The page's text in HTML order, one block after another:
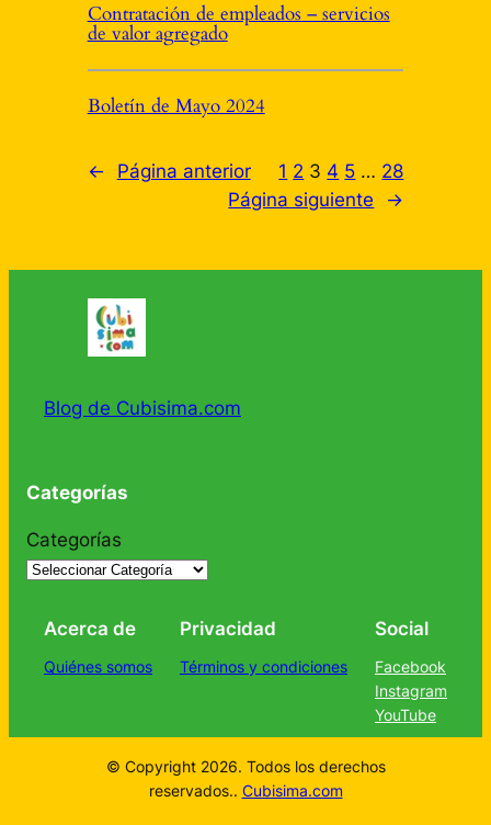
Contratación de empleados – servicios
de valor agregado
Boletín de Mayo 2024
← Página anterior 1 2 3 4 5 … 28
Página siguiente
→
Blog de Cubisima.com
Categorías
Categorías
Acerca de
Quiénes somos
Privacidad
Términos y condiciones
Social
Facebook
Instagram
YouTube
© Copyright 2026. Todos los derechos
reservados.. Cubisima.com